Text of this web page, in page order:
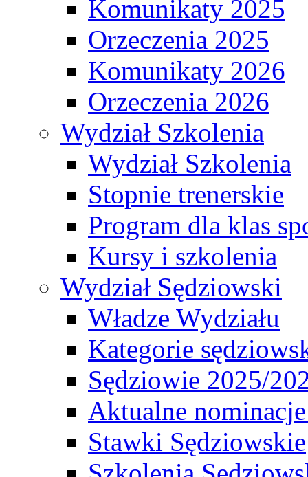
Komunikaty 2025
Orzeczenia 2025
Komunikaty 2026
Orzeczenia 2026
Wydział Szkolenia
Wydział Szkolenia
Stopnie trenerskie
Program dla klas
Kursy i szkolenia
Wydział Sędziowski
Władze Wydziału
Kategorie
Sędziowie 2025/
Aktualne
Stawki Sędziowskie